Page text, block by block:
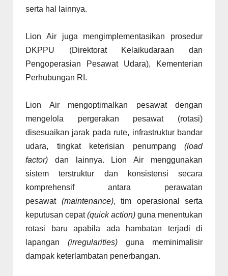
serta hal lainnya.
Lion Air juga mengimplementasikan prosedur
DKPPU (Direktorat Kelaikudaraan dan
Pengoperasian Pesawat Udara), Kementerian
Perhubungan RI.
Lion Air mengoptimalkan pesawat dengan
mengelola pergerakan pesawat (rotasi)
disesuaikan jarak pada rute, infrastruktur bandar
udara, tingkat keterisian penumpang (load
factor) dan lainnya. Lion Air menggunakan
sistem terstruktur dan konsistensi secara
komprehensif antara perawatan
pesawat (maintenance), tim operasional serta
keputusan cepat(quick action) guna menentukan
rotasi baru apabila ada hambatan terjadi di
lapangan (irregularities) guna meminimalisir
dampak keterlambatan penerbangan.